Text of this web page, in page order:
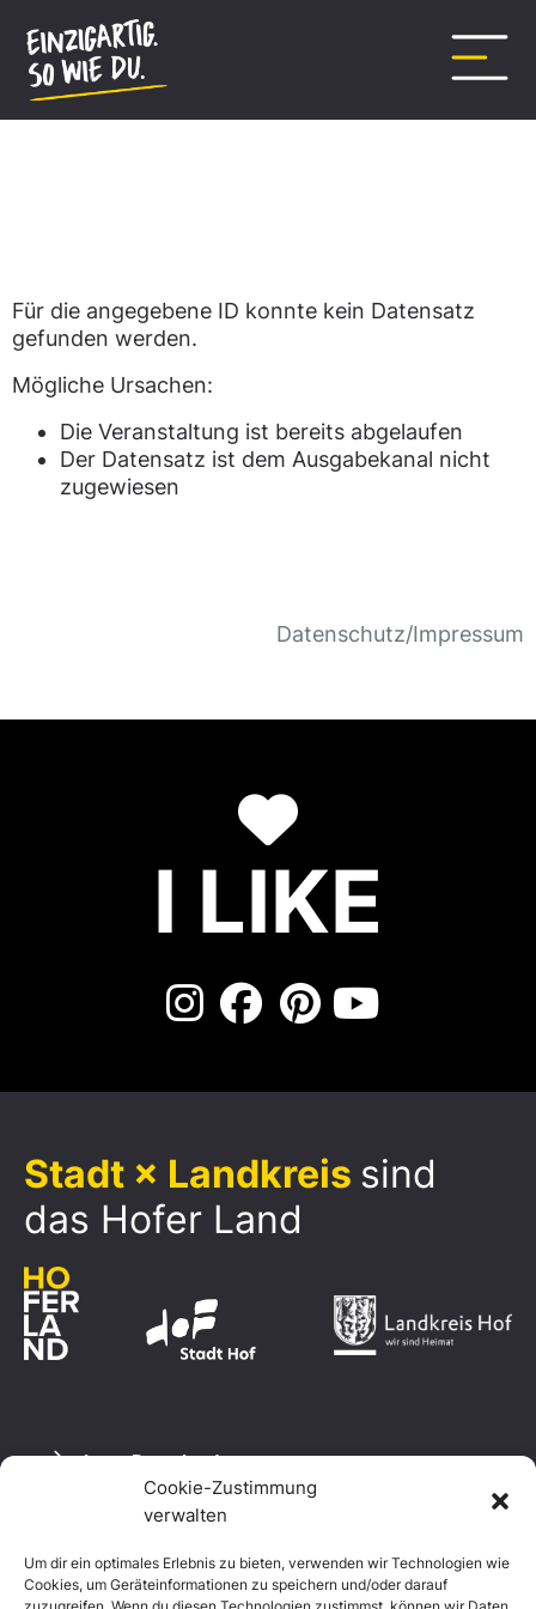
Cookie-Zustimmung
verwalten
Um dir ein optimales Erlebnis zu bieten, verwenden wir Technologien wie
Cookies, um Geräteinformationen zu speichern und/oder darauf
springen
Für die angegebene ID konnte kein Datensatz
gefunden werden.
Mögliche Ursachen:
Die Veranstaltung ist bereits abgelaufen
Der Datensatz ist dem Ausgabekanal nicht
zugewiesen
Datenschutz/Impressum
I LIKE
Stadt × Landkreis sind
das Hofer Land
Logo Download
Datenschutzerklärung
Impressum